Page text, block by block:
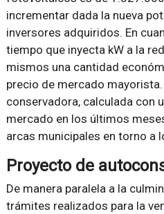
incrementar dada la nueva
inversores adquiridos.​ En
tiempo que inyecta kW a la
mismos una cantidad
precio de mercado
conservadora, calculada con
mercado en los últimos
arcas municipales en torno a
Proyecto de
De manera paralela a la
trámites realizados para la